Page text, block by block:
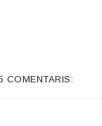
COMENTARIS: